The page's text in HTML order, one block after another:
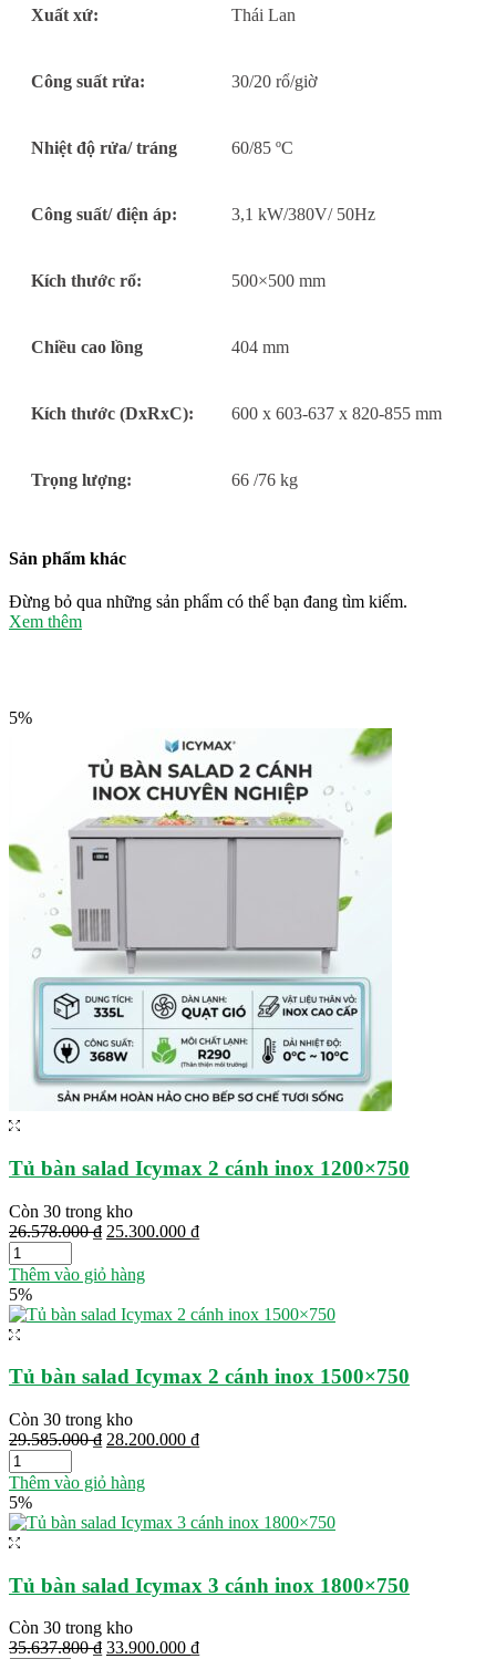
Xuất xứ: Thái Lan
Công suất rửa: 30/20 rổ/giờ
Nhiệt độ rửa/ tráng 60/85 ºC
Công suất/ điện áp: 3,1 kW/380V/ 50Hz
Kích thước rổ: 500×500 mm
Chiều cao lồng 404 mm
Kích thước (DxRxC): 600 x 603-637 x 820-855 mm
Trọng lượng: 66 /76 kg
Sản phẩm khác
Đừng bỏ qua những sản phẩm có thể bạn đang tìm kiếm.
Xem thêm
5%
Tủ bàn salad Icymax 2 cánh inox 1200×750
Còn 30 trong kho
26.578.000₫ Giá
là:
26.578.000 ₫.
25.300.000 ₫Giá
25.300.000 ₫.
Thêm vào giỏ hàng
5%
Tủ bàn salad Icymax 2 cánh inox 1500×750
Còn 30 trong kho
29.585.000₫ Giá
là:
29.585.000 ₫.
28.200.000 ₫Giá
28.200.000 ₫.
Thêm vào giỏ hàng
5%
Tủ bàn salad Icymax 3 cánh inox 1800×750
Còn 30 trong kho
35.637.800₫ Giá
33.900.000 ₫Giá